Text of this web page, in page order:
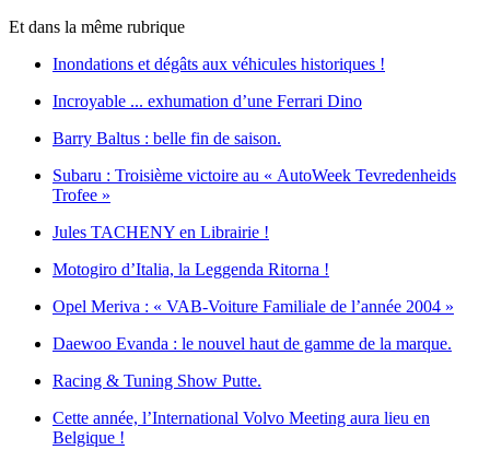
Et dans la même rubrique
Inondations et dégâts aux véhicules historiques !
Incroyable ... exhumation d’une Ferrari Dino
Barry Baltus : belle fin de saison.
Subaru : Troisième victoire au « AutoWeek Tevredenheids
Trofee »
Jules TACHENY en Librairie !
Motogiro d’Italia, la Leggenda Ritorna !
Opel Meriva : « VAB-Voiture Familiale de l’année 2004 »
Daewoo Evanda : le nouvel haut de gamme de la marque.
Racing & Tuning Show Putte.
Cette année, l’International Volvo Meeting aura lieu en
Belgique !